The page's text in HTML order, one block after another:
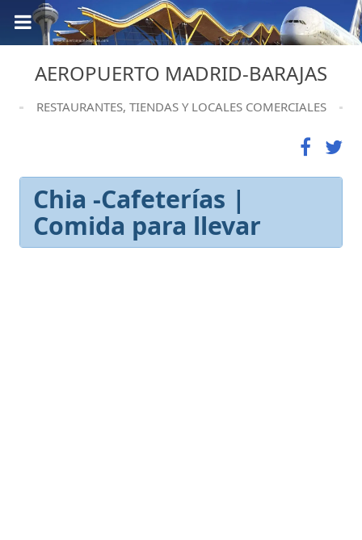
AEROPUERTO MADRID-BARAJAS
RESTAURANTES, TIENDAS Y LOCALES COMERCIALES
Chia -Cafeterías |
Comida para llevar